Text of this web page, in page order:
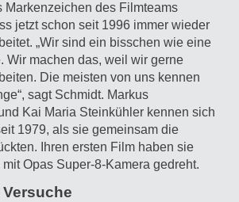
Markenzeichen des Filmteams
jetzt schon seit 1996 immer wieder
„Wir sind ein bisschen wie eine
Wir machen das, weil wir gerne
Die meisten von uns kennen
sagt Schmidt. Markus
Kai Maria Steinkühler kennen sich
1979, als sie gemeinsam die
Ihren ersten Film haben sie
Opas Super-8-Kamera gedreht.